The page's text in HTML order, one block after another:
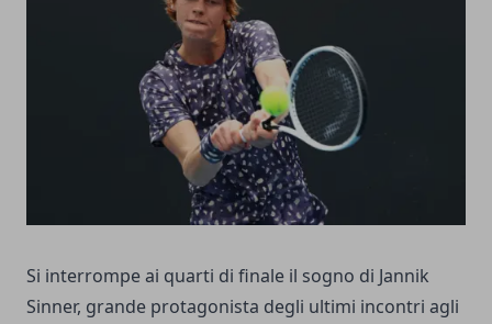
Si interrompe ai quarti di finale il sogno di Jannik
Sinner, grande protagonista degli ultimi incontri agli